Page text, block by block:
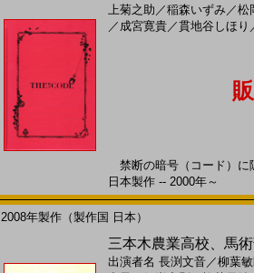
上菊之助 ／稲森いずみ／松
／ 成宮寛貴／貫地谷しほり
禁断の暗号（コード）
日本製作 -- 2000年～
2008年製作（製作国 日本）
三本木農業高校、馬
出演者名 長渕文音／柳葉